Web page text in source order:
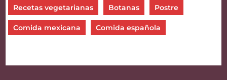
Recetas vegetarianas Botanas Postre
Comida mexicana Comida española